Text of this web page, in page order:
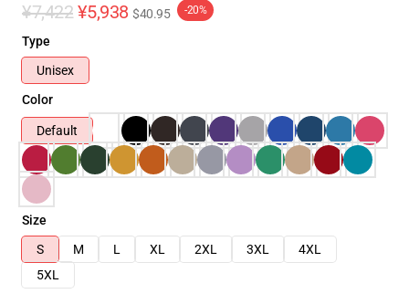
¥7,422 ¥5,938 $40.95 -20%
Type
Unisex
Color
Default
Size
S
M L XL 2XL 3XL
4XL
5XL